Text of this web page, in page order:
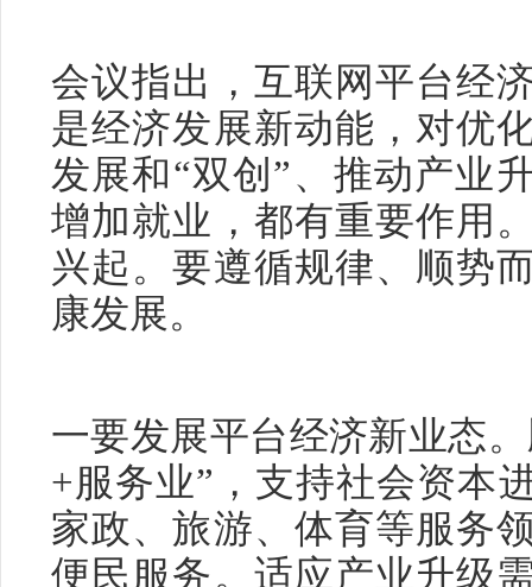
会议指出，互联网平台经
是经济发展新动能，对优
发展和“双创”、推动产业
增加就业，都有重要作用
兴起。要遵循规律、顺势
康发展。
一要发展平台经济新业态
+服务业”，支持社会资本
家政、旅游、体育等服务
便民服务。适应产业升级